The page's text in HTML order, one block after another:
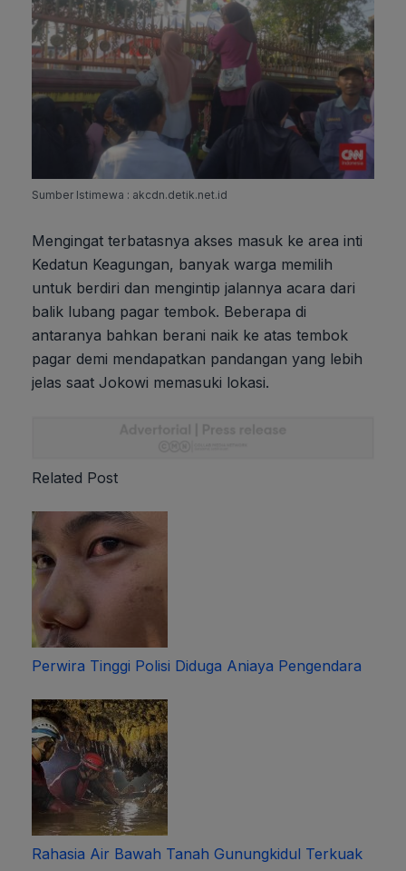
Sumber Istimewa : akcdn.detik.net.id
Mengingat terbatasnya akses masuk ke area inti
Kedatun Keagungan, banyak warga memilih
untuk berdiri dan mengintip jalannya acara dari
balik lubang pagar tembok. Beberapa di
antaranya bahkan berani naik ke atas tembok
pagar demi mendapatkan pandangan yang lebih
jelas saat Jokowi memasuki lokasi.
Related Post
Perwira Tinggi Polisi Diduga Aniaya Pengendara
Rahasia Air Bawah Tanah Gunungkidul Terkuak